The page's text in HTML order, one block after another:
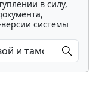
в силу,
системы